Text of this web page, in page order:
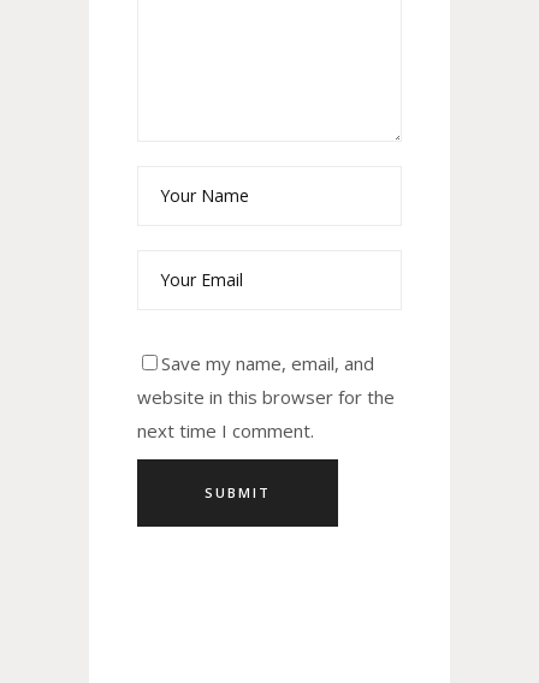
Save my name, email, and
website in this browser for the
next time I comment.